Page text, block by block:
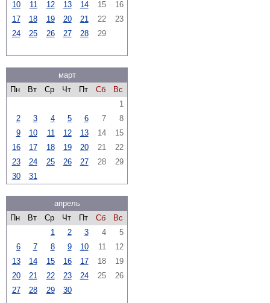
10 11 12 13 14 15
16
17
18 19 20 21 22
23
24
25 26 27 28 29
март
Пн
Вт Ср Чт Пт Сб
Вс
1
2
3 4 5 6 7
8
9
10 11 12 13 14
15
16
17 18 19 20 21
22
23
24 25 26 27 28
29
30
31
апрель
Пн
Вт Ср Чт Пт Сб
Вс
1
2 3 4
5
6
7 8 9 10 11
12
13
14 15 16 17 18
19
20
21 22 23 24 25
26
27
28 29 30